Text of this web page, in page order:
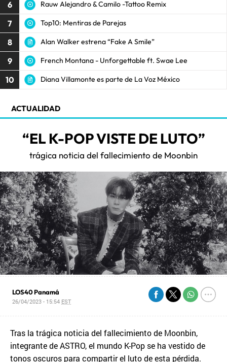
6 Rauw Alejandro & Camilo -Tattoo Remix
7 Top10: Mentiras de Parejas
8 Alan Walker estrena “Fake A Smile”
9 French Montana - Unforgettable ft. Swae Lee
10 Diana Villamonte es parte de La Voz México
ACTUALIDAD
“EL K-POP VISTE DE LUTO”
trágica noticia del fallecimiento de Moonbin
LOS40 Panamá
26/04/2023 - 15:54 EST
Tras la trágica noticia del fallecimiento de Moonbin,
integrante de ASTRO, el mundo K-Pop se ha vestido de
tonos oscuros para compartir el luto de esta pérdida.